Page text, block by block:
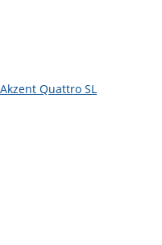
Quattro SL